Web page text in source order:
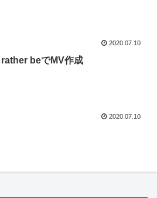
2020.07.10
rather beでMV作成
2020.07.10